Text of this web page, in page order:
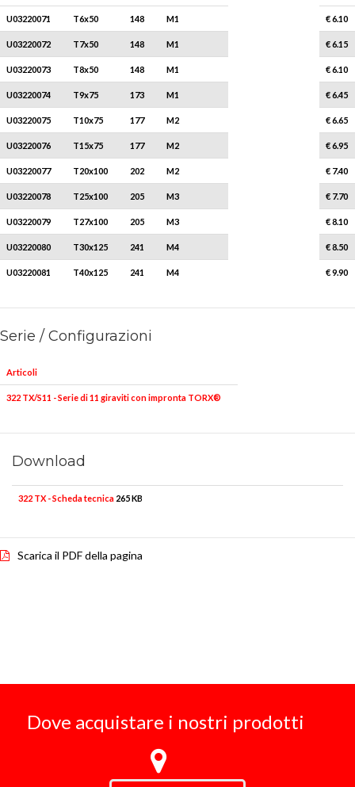
U03220071 T6x50 148 M1 € 6.10
U03220072 T7x50 148 M1 € 6.15
U03220073 T8x50 148 M1 € 6.10
U03220074 T9x75 173 M1 € 6.45
U03220075 T10x75 177 M2 € 6.65
U03220076 T15x75 177 M2 € 6.95
U03220077 T20x100 202 M2 € 7.40
U03220078 T25x100 205 M3 € 7.70
U03220079 T27x100 205 M3 € 8.10
U03220080 T30x125 241 M4 € 8.50
U03220081 T40x125 241 M4 € 9.90
Serie / Configurazioni
Articoli
322 TX/S11 - Serie di 11 giraviti con impronta TORX®
Download
322 TX - Scheda tecnica 265 KB
Scarica il PDF della pagina
Dove acquistare i nostri prodotti